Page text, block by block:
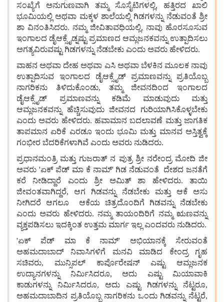
ಸಂಖ್ಯೆಗೆ
ಅನುಗುಣವಾಗಿ ತಮ್ಮ ಸೊಸೈಟಿಗಳಲ್ಲಿ, ಹತ್ತಿರದ
ಖಾಲಿ
ಭೂಮಿಯಲ್ಲಿ ಅಥವಾ ಮಕ್ಕಳ ಶಾಲೆಯಲ್ಲಿ ಗಿಡಗಳನ್ನು ನೆಡುವಂತೆ ಶ್ರೀ
ಶಾ ವಿನಂತಿಸಿದರು. ನಮ್ಮ ಜೀವಿತಾವಧಿಯಲ್ಲಿ, ನಾವು ಹೊರಸೂಸುವ
ಇಂಗಾಲದ ಡೈಆಕ್ಸೈಡ್ನಷ್ಟು ಪ್ರಮಾಣದ ಆಮ್ಲಜನಕವನ್ನು ಉತ್ಪಾದಿಸಲು
ಅಗತ್ಯವಿರುವಷ್ಟು ಗಿಡಗಳನ್ನು ನೆಡಬೇಕು ಎಂದು ಅವರು ಹೇಳಿದರು.
ವಾಹನ ಅಥವಾ ದೇಹ ಅಥವಾ ಎಸಿ ಅಥವಾ ಬೆಳಕಿನ ಮೂಲಕ ನಾವು
ಉತ್ಪಾದಿಸುವ
ಇಂಗಾಲದ ಡೈಆಕ್ಸೈಡ್ ಪ್ರಮಾಣವನ್ನು
ಪ್ರತಿಯೊಬ್ಬ
ನಾಗರಿಕನು
ತಿಳಿದುಕೊಂಡು, ತಮ್ಮ ಜೀವನದಿಂದ
ಇಂಗಾಲದ
ಡೈಆಕ್ಸೈಡ್
ಪ್ರಮಾಣವನ್ನು ಕಡಿಮೆ ಮಾಡುವುದು
ಮತ್ತು
ಆಮ್ಲಜನಕವನ್ನು
ಹೆಚ್ಚಿಸುವುದು ಜೀವನದ
ಗುರಿಯಾಗಿಸಿಕೊಳ್ಳಬೇಕು
ಎಂದು ಅವರು ಹೇಳಿದರು. ಹವಾಮಾನ ಬದಲಾವಣೆ ಮತ್ತು ಜಾಗತಿಕ
ತಾಪಮಾನ ಏರಿಕೆ ಎರಡೂ ಇಂದು ಭೂಮಿ ಮತ್ತು ಮಾನವ ಅಸ್ತಿತ್ವಕ್ಕೆ
ಗಂಭೀರ ಬೆದರಿಕೆಗಳಾಗಿವೆ ಎಂದು ಅವರು ನುಡಿದರು.
ಪ್ರಧಾನಮಂತ್ರಿ ಮತ್ತು ಗುಜರಾತ್ ನ ಪುತ್ರ ಶ್ರೀ ನರೇಂದ್ರ ಮೋದಿ ಜೀ
ಅವರು 'ಏಕ್ ಪೆಡ್ ಮಾ ಕೆ ನಾಮ್' ಗಿಡ ನೆಡುವಂತೆ ದೇಶದ ಜನತೆಗೆ
ಕರೆ
ನೀಡಿದ್ದಾರೆ ಎಂದು ಶ್ರೀ ಅಮಿತ್ ಶಾ
ಹೇಳಿದರು. ತಾಯಿ
ಜೀವಂತವಾಗಿದ್ದರೆ, ಆಗ ಗಿಡವನ್ನು
ನೆಡಬೇಕು ಮತ್ತು
ಆಕೆ ಅಸು
ನೀಗಿದರೆ ಆಗಲೂ
ಆಕೆಯ ಚಿತ್ರದೊಂದಿಗೆ ಗಿಡವನ್ನು ನೆಡಬೇಕು
ಎಂದು ಅವರು ಹೇಳಿದರು. ನಮ್ಮ ತಾಯಂದಿರಿಗೆ ನಮ್ಮ ಋಣವನ್ನು
ವ್ಯಕ್ತಪಡಿಸಲು ಇದಕ್ಕಿಂತ ಉತ್ತಮ ಮಾರ್ಗ ಇಲ್ಲ ಎಂದವರು ನುಡಿದರು.
'ಏಕ್
ಪೆಡ್ ಮಾ ಕೆ ನಾಮ್' ಅಭಿಯಾನಕ್ಕೆ
ಸೇರುವಂತೆ
ಅಹಮದಾಬಾದ್
ನಿವಾಸಿಗಳಿಗೆ ಮನವಿ ಮಾಡಿದ ಕೇಂದ್ರ
ಗೃಹ
ಸಚಿವರು, ಮುನ್ಸಿಪಲ್
ಕಾರ್ಪೊರೇಷನ್ ಎಷ್ಟು
ಆಮ್ಲಜನಕ
ಉದ್ಯಾನಗಳನ್ನು
ನಿರ್ಮಿಸಿದರೂ, ಅದು ಎಷ್ಟು
ಮಿಯಾವಾಕಿ
ಕಾಡುಗಳನ್ನು
ನಿರ್ಮಿಸಿದರೂ, ಅದು ಎಷ್ಟು ಗಿಡಗಳನ್ನು
ನೆಟ್ಟರೂ,
ಅಹಮದಾಬಾದಿನ ಪ್ರತಿಯೊಬ್ಬ ನಾಗರಿಕನು ಒಂದು ಗಿಡವನ್ನು ನೆಟ್ಟರೆ,